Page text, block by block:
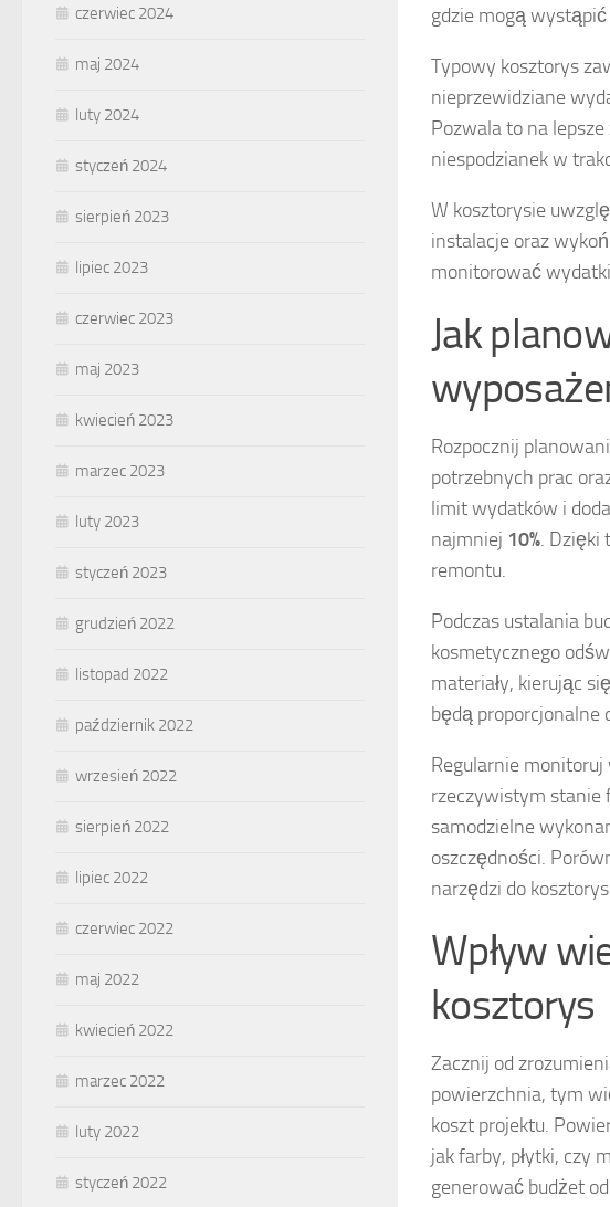
gdzie mogą
Typowy kosztorys
nieprzewidziane
Pozwala to na
niespodzianek w
W kosztorysie
instalacje oraz
monitorować
Jak
Rozpocznij
potrzebnych prac
limit wydatków i
najmniej 10%. Dzięki
remontu.
Podczas ustalania
kosmetycznego
materiały, kierując
będą proporcjonalne
Regularnie
rzeczywistym stanie
samodzielne
oszczędności.
narzędzi do
Wpływ
kosztorys
Zacznij od
powierzchnia, tym
koszt projektu.
jak farby, płytki, czy
generować budżet
czerwiec 2024
maj 2024
luty 2024
styczeń 2024
sierpień 2023
lipiec 2023
czerwiec 2023
maj 2023
kwiecień 2023
marzec 2023
luty 2023
styczeń 2023
grudzień 2022
listopad 2022
październik 2022
wrzesień 2022
sierpień 2022
lipiec 2022
czerwiec 2022
maj 2022
kwiecień 2022
marzec 2022
luty 2022
styczeń 2022